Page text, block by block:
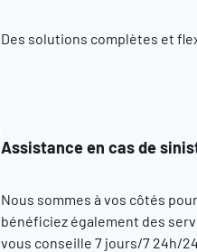
Des solutions complètes et
Assistance en cas de
Nous sommes à vos côtés
bénéficiez également des
vous conseille 7 jours/7 24h/24.